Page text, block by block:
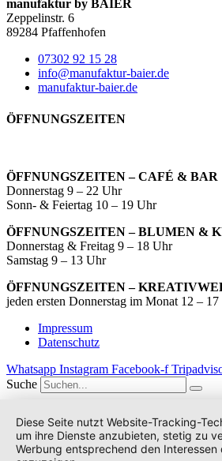
manufaktur by BAIER
Zeppelinstr. 6
89284 Pfaffenhofen
07302 92 15 28
info@manufaktur-baier.de
manufaktur-baier.de
ÖFFNUNGSZEITEN
ÖFFNUNGSZEITEN – CAFÉ & BAR
Donnerstag 9 – 22 Uhr
Sonn- & Feiertag 10 – 19 Uhr
ÖFFNUNGSZEITEN – BLUMEN &
Donnerstag & Freitag 9 – 18 Uhr
Samstag 9 – 13 Uhr
ÖFFNUNGSZEITEN –
jeden ersten Donnerstag im Monat 12 –
Impressum
Datenschutz
Whatsapp Instagram Facebook-f
Suche
Diese Seite nutzt Website-Tracking-
um ihre Dienste anzubieten, stetig zu
Werbung entsprechend den Interessen